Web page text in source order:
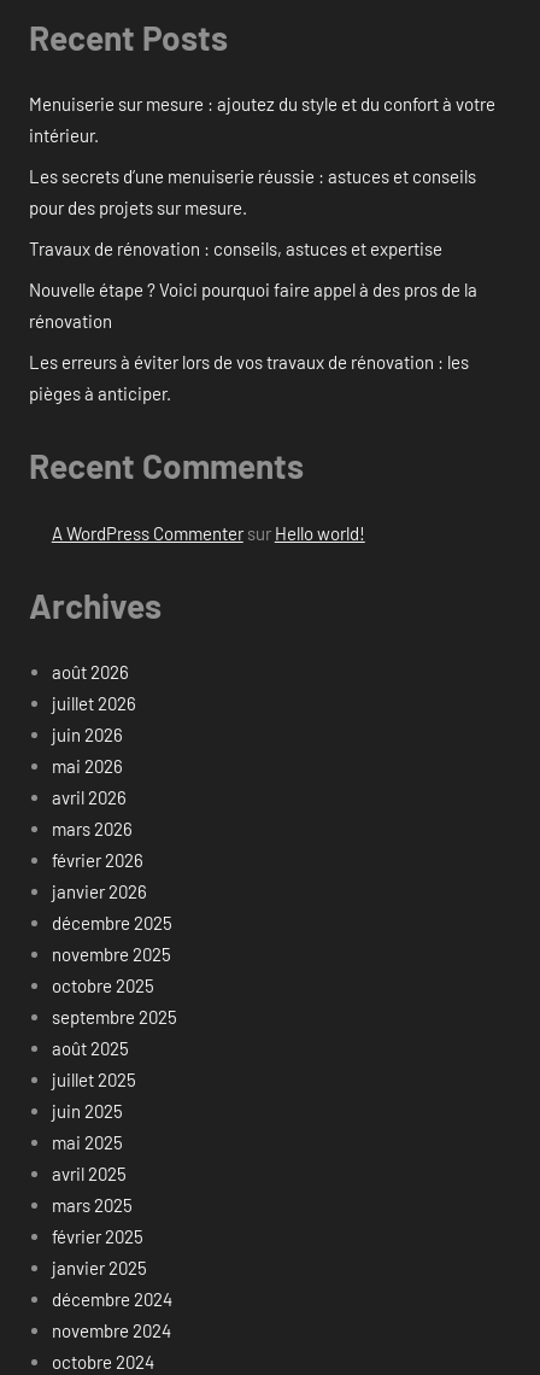
Recent Posts
Menuiserie sur mesure : ajoutez du style et du confort à votre
intérieur.
Les secrets d’une menuiserie réussie : astuces et conseils
pour des projets sur mesure.
Travaux de rénovation : conseils, astuces et expertise
Nouvelle étape ? Voici pourquoi faire appel à des pros de la
rénovation
Les erreurs à éviter lors de vos travaux de rénovation : les
pièges à anticiper.
Recent Comments
A WordPress Commentersur Hello world!
Archives
août 2026
juillet 2026
juin 2026
mai 2026
avril 2026
mars 2026
février 2026
janvier 2026
décembre 2025
novembre 2025
octobre 2025
septembre 2025
août 2025
juillet 2025
juin 2025
mai 2025
avril 2025
mars 2025
février 2025
janvier 2025
décembre 2024
novembre 2024
octobre 2024